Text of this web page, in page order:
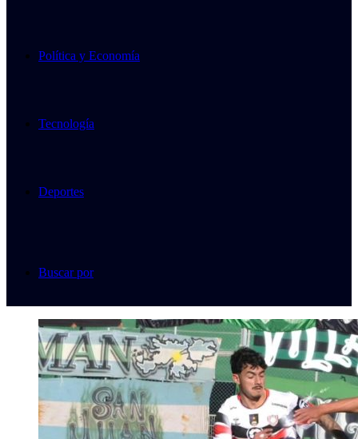
Política y Economía
Tecnología
Deportes
Buscar por